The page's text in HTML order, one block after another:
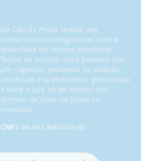
Na Céu de Prata, temos um
compromisso inegociável com a
qualidade de nossos produtos.
Todos os nossos itens passam por
um rigoroso processo de seleção,
produção e acabamento, garantindo
a você o que há de melhor em
termos de joias de prata no
mercado.
CNPJ 26.247.418/0001-91